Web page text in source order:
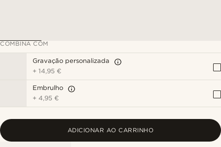
COMBINA COM
Gravação personalizada
+14,95 €
Embrulho
+4,95 €
ADICIONAR AO CARRINHO